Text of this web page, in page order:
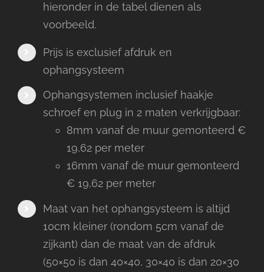
hieronder in de tabel dienen als
voorbeeld.
Prijs is exclusief afdruk en
ophangsysteem
Ophangsystemen inclusief haakje
schroef en plug in 2 maten verkrijgbaar:
8mm vanaf de muur gemonteerd €
19,62 per meter
16mm vanaf de muur gemonteerd
€ 19,62 per meter
Maat van het ophangsysteem is altijd
10cm kleiner (rondom 5cm vanaf de
zijkant) dan de maat van de afdruk
(50×50 is dan 40×40, 30×40 is dan 20×30